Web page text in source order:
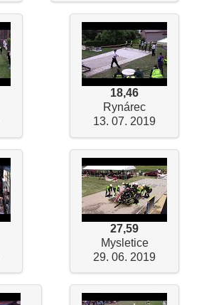
18,46
Rynárec
13. 07. 2019
27,59
Mysletice
29. 06. 2019